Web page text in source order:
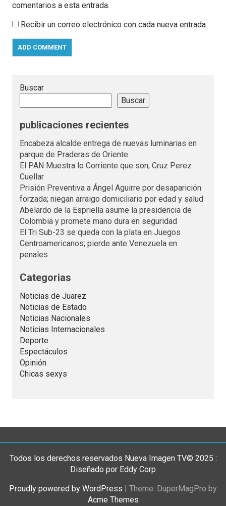
comentarios a esta entrada.
Recibir un correo electrónico con cada nueva entrada.
Buscar
Buscar
publicaciones recientes
Encabeza alcalde entrega de nuevas luminarias en
parque de Praderas de Oriente
El PAN Muestra lo Corriente que son; Cruz Perez
Cuellar
Prisión Preventiva a Ángel Aguirre por desaparición
forzada; niegan arraigo domiciliario por edad y salud
Abelardo de la Espriella asume la presidencia de
Colombia y promete mano dura en seguridad
El Tri Sub-23 se queda con la plata en Juegos
Centroamericanos; pierde ante Venezuela en
penales
Categorias
Noticias de Juarez
Noticias de Estado
Noticias Nacionales
Noticias Internacionales
Deporte
Espectáculos
Opinión
Chicas sexys
Todos los derechos reservados Nueva Imagen TV© 2025 :
Diseñado por Eddy Corp
Proudly powered by WordPress | Theme: DuperMagPro by
Acme Themes